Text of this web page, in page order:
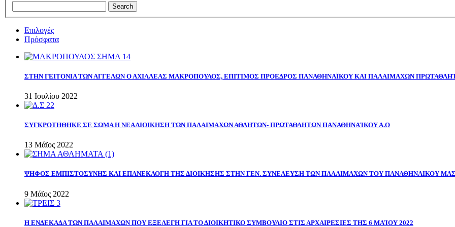
Επιλογές
Πρόσφατα
ΣΤΗΝ ΓΕΙΤΟΝΙΑ ΤΩΝ ΑΓΓΕΛΩΝ Ο ΑΧΙΛΛΕΑΣ ΜΑΚΡΟΠΟΥΛΟΣ, ΕΠΙΤΙΜΟΣ ΠΡΟΕΔΡΟΣ ΠΑΝΑΘΗΝΑΪΚΟΥ ΚΑΙ ΠΑΛΑΙΜΑΧΩΝ
31 Ιουλίου 2022
ΣΥΓΚΡΟΤΗΘΗΚΕ ΣΕ ΣΩΜΑ Η ΝΕΑ ΔΙΟΙΚΗΣΗ ΤΩΝ ΠΑΛΑΙΜΑΧΩΝ ΑΘΛΗΤΩΝ- ΠΡΩΤΑΘΛΗΤΩΝ ΠΑΝΑΘΗΝΑΊΚΟΥ Α.Ο
13 Μάϊος 2022
ΨΗΦΟΣ ΕΜΠΙΣΤΟΣΥΝΗΣ ΚΑΙ ΕΠΑΝΕΚΛΟΓΗ ΤΗΣ ΔΙΟΙΚΗΣΗΣ ΣΤΗΝ ΓΕΝ. ΣΥΝΕΛΕΥΣΗ ΤΩΝ ΠΑΛΑΙΜΑΧΩΝ ΤΟΥ ΠΑΝΑΘΗΝΑΙΚΟΥ ΜΑΣ
9 Μάϊος 2022
Η ΕΝΔΕΚΑΔΑ ΤΩΝ ΠΑΛΑΙΜΑΧΩΝ ΠΟΥ ΕΞΕΛΕΓΗ ΓΙΑ ΤΟ ΔΙΟΙΚΗΤΙΚΟ ΣΥΜΒΟΥΛΙΟ ΣΤΙΣ ΑΡΧΑΙΡΕΣΙΕΣ ΤΗΣ 6 ΜΑΊΟΥ 2022